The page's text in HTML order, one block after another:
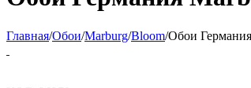
Главная/Обои/Marburg/Bloom/Обои